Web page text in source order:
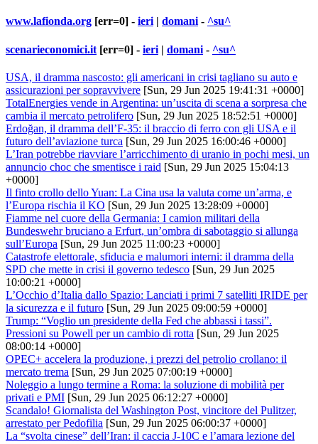
www.lafionda.org [err=0] - ieri | domani - ^su^
scenarieconomici.it [err=0] - ieri | domani - ^su^
USA, il dramma nascosto: gli americani in crisi tagliano su auto e
assicurazioni per sopravvivere [Sun, 29 Jun 2025 19:41:31 +0000]
TotalEnergies vende in Argentina: un’uscita di scena a sorpresa che
cambia il mercato petrolifero [Sun, 29 Jun 2025 18:52:51 +0000]
Erdoğan, il dramma dell’F-35: il braccio di ferro con gli USA e il
futuro dell’aviazione turca [Sun, 29 Jun 2025 16:00:46 +0000]
L’Iran potrebbe riavviare l’arricchimento di uranio in pochi mesi, un
annuncio choc che smentisce i raid [Sun, 29 Jun 2025 15:04:13
+0000]
Il finto crollo dello Yuan: La Cina usa la valuta come un’arma, e
l’Europa rischia il KO [Sun, 29 Jun 2025 13:28:09 +0000]
Fiamme nel cuore della Germania: I camion militari della
Bundeswehr bruciano a Erfurt, un’ombra di sabotaggio si allunga
sull’Europa [Sun, 29 Jun 2025 11:00:23 +0000]
Catastrofe elettorale, sfiducia e malumori interni: il dramma della
SPD che mette in crisi il governo tedesco [Sun, 29 Jun 2025
10:00:21 +0000]
L’Occhio d’Italia dallo Spazio: Lanciati i primi 7 satelliti IRIDE per
la sicurezza e il futuro [Sun, 29 Jun 2025 09:00:59 +0000]
Trump: “Voglio un presidente della Fed che abbassi i tassi”.
Pressioni su Powell per un cambio di rotta [Sun, 29 Jun 2025
08:00:14 +0000]
OPEC+ accelera la produzione, i prezzi del petrolio crollano: il
mercato trema [Sun, 29 Jun 2025 07:00:19 +0000]
Noleggio a lungo termine a Roma: la soluzione di mobilità per
privati e PMI [Sun, 29 Jun 2025 06:12:27 +0000]
Scandalo! Giornalista del Washington Post, vincitore del Pulitzer,
arrestato per Pedofilia [Sun, 29 Jun 2025 06:00:37 +0000]
La “svolta cinese” dell’Iran: il caccia J-10C e l’amara lezione del